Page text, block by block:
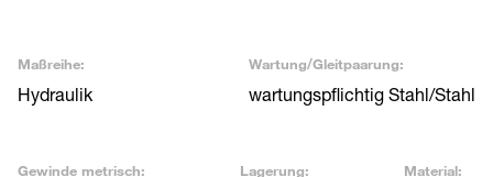
Maßreihe:
Hydraulik
Wartung/Gleitpaarung:
wartungspflichtig Stahl/Stahl
Gewinde metrisch: Lagerung: Material: